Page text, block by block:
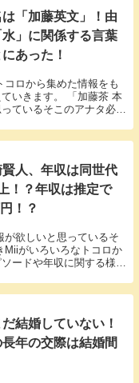
「加藤英文」！由
」に関係する言葉
あった！
ロから集めた情報をも
いきます。 「加藤茶 本
ているそこのアナタ必
賢人、年収は同世代
！？年収は推定で
！？
が欲しいと思っているそ
Miiがいろいろなトコロか
ードや年収に関する様々
結婚していない！
年の交際は結婚間